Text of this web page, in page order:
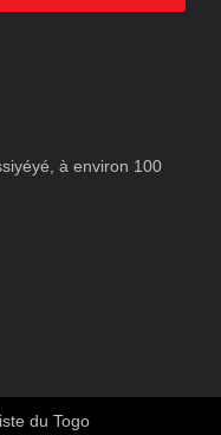
à environ 100
du Togo